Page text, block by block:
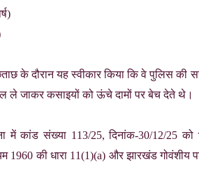
के दौरान यह स्वीकार किया कि वे पुलिस
ले जाकर कसाइयों को ऊंचे दामों पर बेच देते थे।
में कांड संख्या 113/25, दिनांक-30/12/25 को
1960 की धारा 11(1)(a) और झारखंड गोवंशीय